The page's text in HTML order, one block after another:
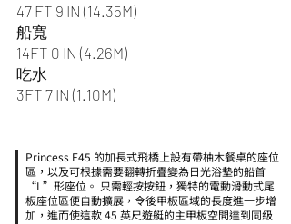
47 FT 9 IN (14.35M)
船寬
14FT 0 IN (4.26M)
吃水
3FT 7 IN (1.10M)
Princess F45 的加長式飛橋上設有帶柚木餐桌的座位
區，以及可根據需要翻轉折疊變為日光浴墊的船首
“L”形座位。 只需輕按按鈕，獨特的電動滑動式尾
板座位區便自動擴展，令後甲板區域的長度進一步增
加，進而使這款 45 英尺遊艇的主甲板空間達到同級